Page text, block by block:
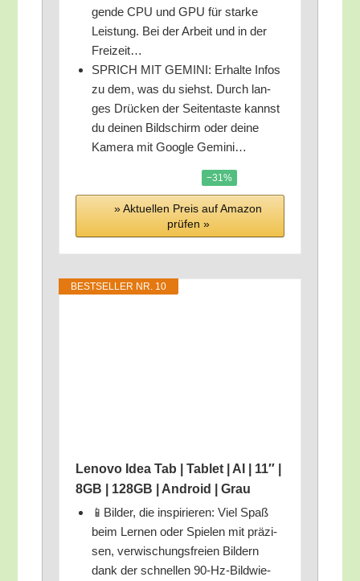
gen­de CPU und GPU für star­ke
Leis­tung. Bei der Arbeit und in der
Freizeit…
SPRICH MIT GEMINI: Erhal­te Infos
zu dem, was du siehst. Durch lan­
ges Drü­cken der Sei­ten­tas­te kannst
du dei­nen Bild­schirm oder dei­ne
Kame­ra mit Goog­le Gemini…
−31%
» Aktu­el­len Preis auf Ama­zon
prü­fen »
BEST­SEL­LER NR. 10
Leno­vo Idea Tab | Tablet | AI | 11″ |
8GB | 128GB | Android | Grau
📱Bil­der, die inspi­rie­ren: Viel Spaß
beim Ler­nen oder Spie­len mit prä­zi­
sen, ver­wi­schungs­frei­en Bil­dern
dank der schnel­len 90-Hz-Bild­wie­